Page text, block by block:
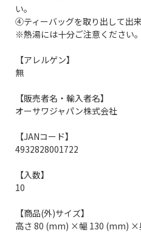
い。
④ティーバッグを取り出して出来
※熱湯には十分ご注意ください。
【アレルゲン】
無
【販売者名・輸入者名】
オーサワジャパン株式会社
【JANコード】
4932828001722
【入数】
10
【商品(外)サイズ】
高さ 80 (mm) ×幅 130 (mm) ×